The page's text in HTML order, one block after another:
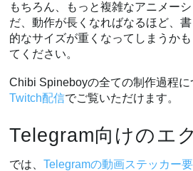
もちろん、もっと複雑なアニメー
だ、動作が長くなればなるほど、
的なサイズが重くなってしまうか
てください。
Chibi Spineboyの全ての制作過程
Twitch配信でご覧いただけます。
Telegram向けのエ
では、Telegramの動画ステッカー